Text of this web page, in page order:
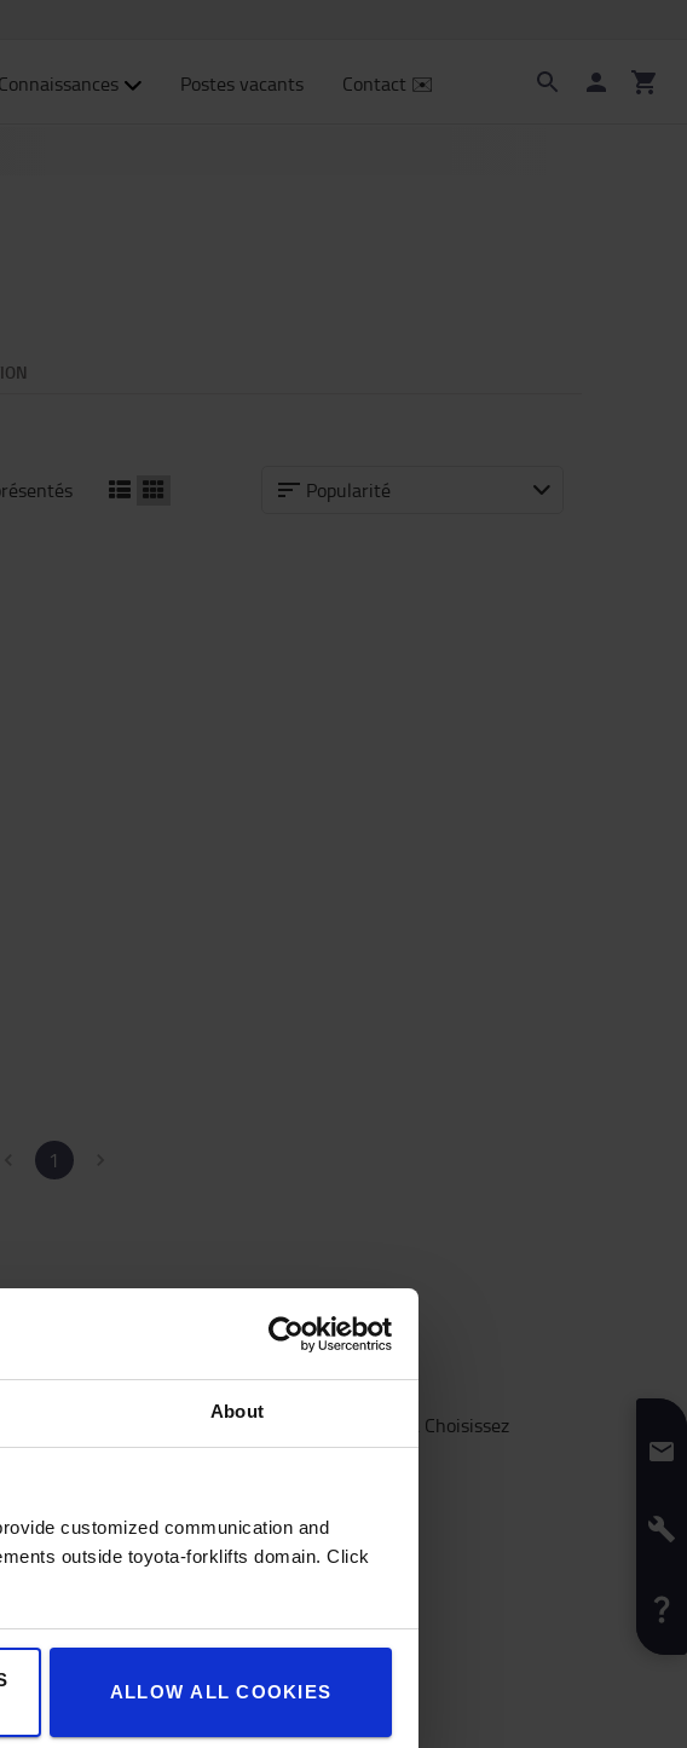
About
customized communication and
outside toyota-forklifts domain. Click
ALLOW ALL COOKIES
Connaissances Postes vacants Contact ✉️
Popularité
1
et parfaitement adaptée à vos activités. Choisissez
long terme ou de leasing.
à long terme